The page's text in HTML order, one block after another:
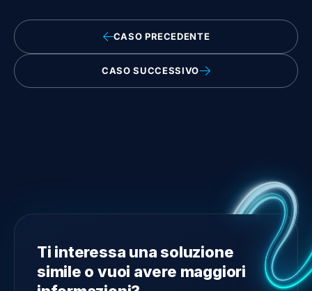
CASO PRECEDENTE
CASO SUCCESSIVO
Ti interessa una soluzione
simile o vuoi avere maggiori